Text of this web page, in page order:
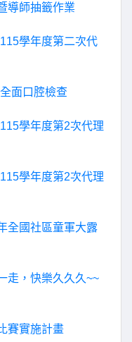
導師抽籤作業
學年度第二次代
面口腔檢查
學年度第2次代理
學年度第2次代理
全國社區童軍大露
走，快樂久久久~~
賽實施計畫